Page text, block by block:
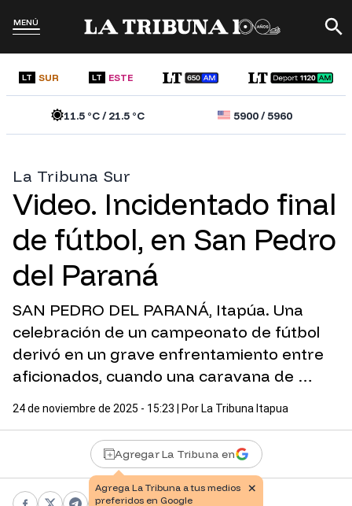
MENÚ
LT SUR LT ESTE
11.5°C /21.5°C 5900/5960
La Tribuna Sur
Video. Incidentado final
de fútbol, en San Pedro
del Paraná
SAN PEDRO DEL PARANÁ, Itapúa. Una
celebración de un campeonato de fútbol
derivó en un grave enfrentamiento entre
aficionados, cuando una caravana de …
24 de noviembre de 2025 - 15:23 | Por La Tribuna Itapua
Agregar La Tribuna en